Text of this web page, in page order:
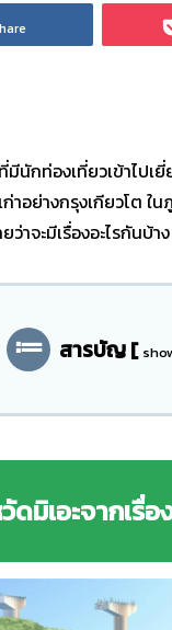
กท่องเที่ยวเข้าไปเ
าอย่างกรุงเกียวโต
าจะมีเรื่องอะไรกันบ้าง
สารบัญ[
ดมิเอะจากเรื่